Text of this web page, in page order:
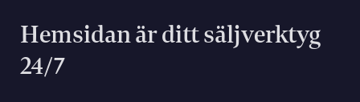
Hemsidan är ditt säljverktyg
24/7